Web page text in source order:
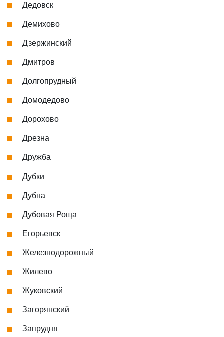
Дедовск
Демихово
Дзержинский
Дмитров
Долгопрудный
Домодедово
Дорохово
Дрезна
Дружба
Дубки
Дубна
Дубовая Роща
Егорьевск
Железнодорожный
Жилево
Жуковский
Загорянский
Запрудня